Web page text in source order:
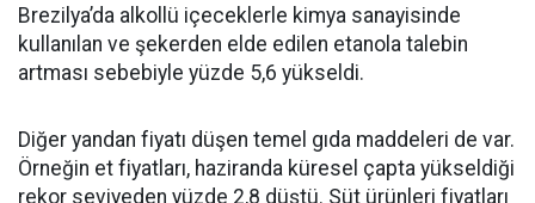
Brezilya’da alkollü içeceklerle kimya sanayisinde
kullanılan ve şekerden elde edilen etanola talebin
artması sebebiyle yüzde 5,6 yükseldi.
Diğer yandan fiyatı düşen temel gıda maddeleri de var.
Örneğin et fiyatları, haziranda küresel çapta yükseldiği
rekor seviyeden yüzde 2,8 düştü. Süt ürünleri fiyatları